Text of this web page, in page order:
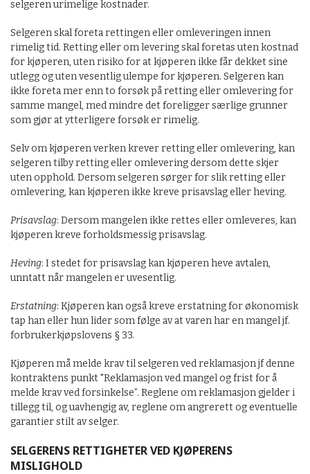
selgeren urimelige kostnader.
Selgeren skal foreta rettingen eller omleveringen innen
rimelig tid. Retting eller om levering skal foretas uten kostnad
for kjøperen, uten risiko for at kjøperen ikke får dekket sine
utlegg og uten vesentlig ulempe for kjøperen. Selgeren kan
ikke foreta mer enn to forsøk på retting eller omlevering for
samme mangel, med mindre det foreligger særlige grunner
som gjør at ytterligere forsøk er rimelig.
Selv om kjøperen verken krever retting eller omlevering, kan
selgeren tilby retting eller omlevering dersom dette skjer
uten opphold. Dersom selgeren sørger for slik retting eller
omlevering, kan kjøperen ikke kreve prisavslag eller heving.
Prisavslag: Dersom mangelen ikke rettes eller omleveres, kan
kjøperen kreve forholdsmessig prisavslag.
Heving: I stedet for prisavslag kan kjøperen heve avtalen,
unntatt når mangelen er uvesentlig.
Erstatning: Kjøperen kan også kreve erstatning for økonomisk
tap han eller hun lider som følge av at varen har en mangel jf.
forbrukerkjøpslovens § 33.
Kjøperen må melde krav til selgeren ved reklamasjon jf denne
kontraktens punkt "Reklamasjon ved mangel og frist for å
melde krav ved forsinkelse”. Reglene om reklamasjon gjelder i
tillegg til, og uavhengig av, reglene om angrerett og eventuelle
garantier stilt av selger.
SELGERENS RETTIGHETER VED KJØPERENS
MISLIGHOLD